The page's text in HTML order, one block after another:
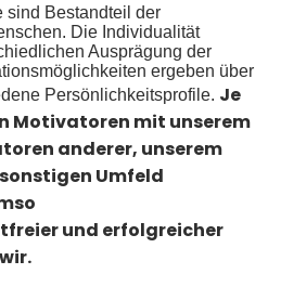
sind Bestandteil der
Die Individualität
Ausprägung der
ergeben über
Persönlichkeitsprofile. Je
Motivatoren mit unserem
anderer, unserem
Umfeld
und erfolgreicher